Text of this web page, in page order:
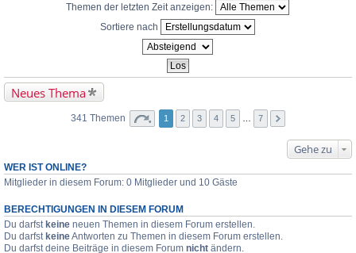
Themen der letzten Zeit anzeigen:
Sortiere nach
Neues Thema
341 Themen 1 2 3 4 5 7
Gehe zu
WER IST ONLINE?
Mitglieder in diesem Forum: 0 Mitglieder und 10 Gäste
BERECHTIGUNGEN IN DIESEM FORUM
Du darfst keine neuen Themen in diesem Forum erstellen.
Du darfst keineAntworten zu Themen in diesem Forum erstellen.
Du darfst deine Beiträge in diesem Forum nicht ändern.